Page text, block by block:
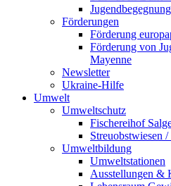
Förderungen
Förderung
Förderung von
Mayenne
Newsletter
Ukraine-Hilfe
Umwelt
Umweltschutz
Fischereihof
Streuobstwiesen /
Umweltbildung
Umweltstationen
Ausstellungen &